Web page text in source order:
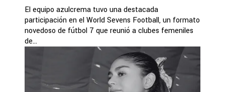
El equipo azulcrema tuvo una destacada
participación en el World Sevens Football, un formato
novedoso de fútbol 7 que reunió a clubes femeniles
de...